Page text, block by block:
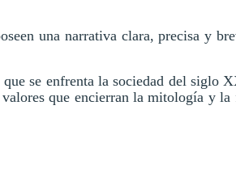
una narrativa clara, precisa y
se enfrenta la sociedad del siglo
que encierran la mitología y